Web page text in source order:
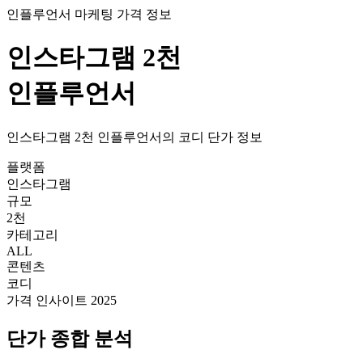
인플루언서 마케팅 가격 정보
인스타그램 2천
인플루언서
인스타그램 2천 인플루언서의 코디 단가 정보
플랫폼
인스타그램
규모
2천
카테고리
ALL
콘텐츠
코디
가격 인사이트 2025
단가종합 분석